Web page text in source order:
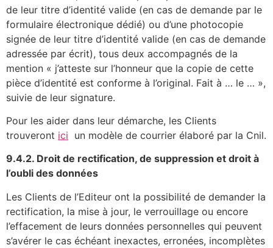
de leur titre d’identité valide (en cas de demande par le
formulaire électronique dédié) ou d’une photocopie
signée de leur titre d’identité valide (en cas de demande
adressée par écrit), tous deux accompagnés de la
mention « j’atteste sur l’honneur que la copie de cette
pièce d’identité est conforme à l’original. Fait à … le … »,
suivie de leur signature.
Pour les aider dans leur démarche, les Clients
trouveront ici un modèle de courrier élaboré par la Cnil.
9.4.2. Droit de rectification, de suppression et droit à
l’oubli des données
Les Clients de l’Editeur ont la possibilité de demander la
rectification, la mise à jour, le verrouillage ou encore
l’effacement de leurs données personnelles qui peuvent
s’avérer le cas échéant inexactes, erronées, incomplètes